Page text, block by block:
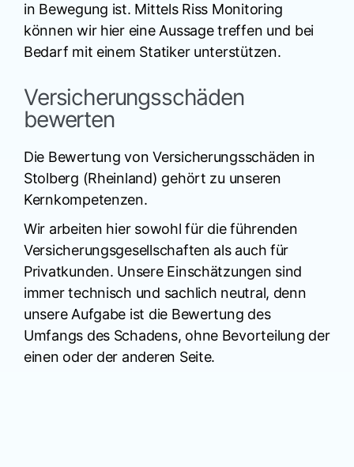
in Bewegung ist. Mittels Riss Monitoring
können wir hier eine Aussage treffen und bei
Bedarf mit einem Statiker unterstützen.
Versicherungsschäden
bewerten
Die Bewertung von Versicherungsschäden in
Stolberg (Rheinland) gehört zu unseren
Kernkompetenzen.
Wir arbeiten hier sowohl für die führenden
Versicherungsgesellschaften als auch für
Privatkunden. Unsere Einschätzungen sind
immer technisch und sachlich neutral, denn
unsere Aufgabe ist die Bewertung des
Umfangs des Schadens, ohne Bevorteilung der
einen oder der anderen Seite.